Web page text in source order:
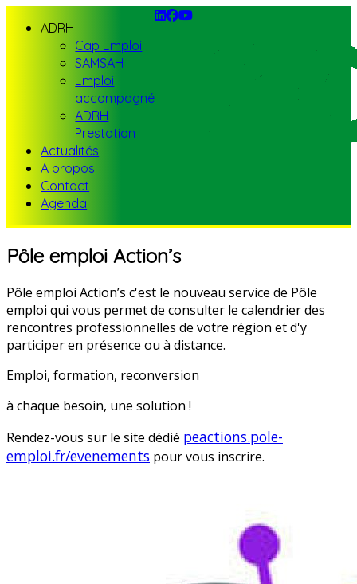
ADRH
Cap Emploi
SAMSAH
Emploi
accompagné
ADRH
Prestation
Actualités
A propos
Contact
Agenda
Pôle emploi Action’s
Pôle emploi Action’s c'est le nouveau service de Pôle
emploi qui vous permet de consulter le calendrier des
rencontres professionnelles de votre région et d'y
participer en présence ou à distance.
Emploi, formation, reconversion
à chaque besoin, une solution !
Rendez-vous sur le site dédié peactions.pole-
emploi.fr/evenements pour vous inscrire.